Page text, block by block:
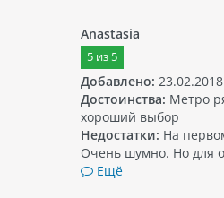
Anastasia
5из 5
Добавлено: 23.02.2018
Достоинства: Метро
хороший выбор
Недостатки: На
Очень шумно. Но для
Ещё